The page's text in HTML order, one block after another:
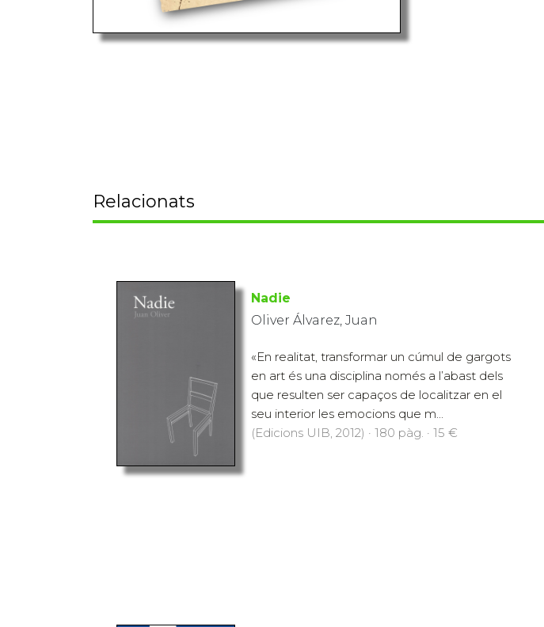
Relacionats
Nadie
Oliver Álvarez, Juan
«En realitat, transformar un cúmul de gargots
en art és una disciplina només a l’abast dels
que resulten ser capaços de localitzar en el
seu interior les emocions que m...
(Edicions UIB, 2012) · 180 pàg. · 15 €